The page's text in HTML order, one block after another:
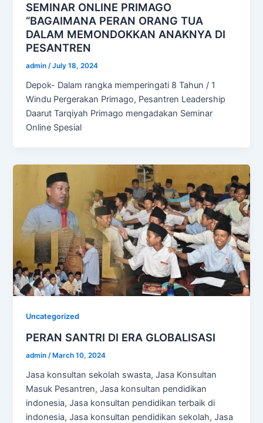
SEMINAR ONLINE PRIMAGO
“BAGAIMANA PERAN ORANG TUA
DALAM MEMONDOKKAN ANAKNYA DI
PESANTREN
admin/July 18, 2024
Depok- Dalam rangka memperingati 8 Tahun / 1
Windu Pergerakan Primago, Pesantren Leadership
Daarut Tarqiyah Primago mengadakan Seminar
Online Spesial
Uncategorized
PERAN SANTRI DI ERA GLOBALISASI
admin/March 10, 2024
Jasa konsultan sekolah swasta, Jasa Konsultan
Masuk Pesantren, Jasa konsultan pendidikan
indonesia, Jasa konsultan pendidikan terbaik di
indonesia, Jasa konsultan pendidikan sekolah, Jasa